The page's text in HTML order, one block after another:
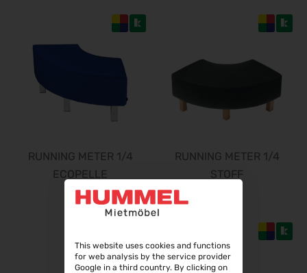
Steuerberater Expo 2026
24.09.2026 - 24.09.2026
Finance 2026
25.09.2026 - 26.09.2026
POWTECH 2026
29.09.2026 - 01.10.2026
Expo Real 2026
05.10.2026 - 07.10.2026
06.10.2026 - 08.10.2026
06.10.2026 - 08.10.2026
Aluminium Düsseldorf 2026
RUNNING METER 1/4
ECOPELLE
RUNNING METER 1/4
STOFF
This website uses cookies and functions
for web analysis by the service provider
Google in a third country. By clicking on